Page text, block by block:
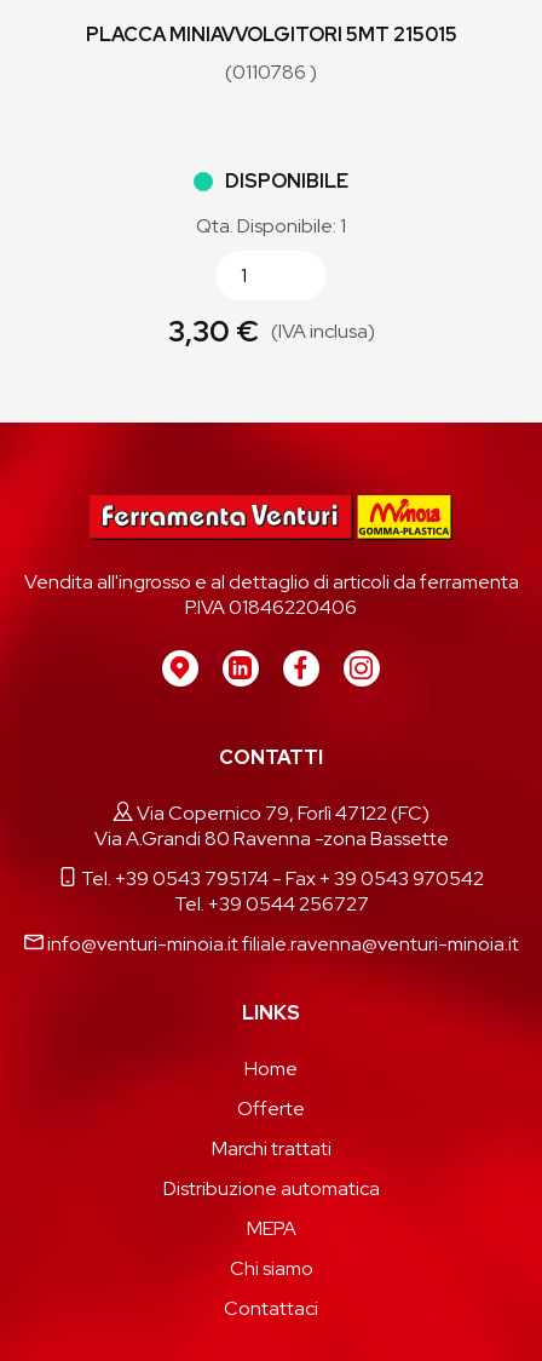
PLACCA MINIAVVOLGITORI 5MT 215015
(0110786 )
DISPONIBILE
Qta. Disponibile: 1
3,30 € (IVA inclusa)
Vendita all'ingrosso e al dettaglio di articoli da ferramenta
P.IVA 01846220406
CONTATTI
Via Copernico 79, Forlì 47122 (FC)
Via A.Grandi 80 Ravenna -zona Bassette
Tel. +39 0543 795174- Fax + 39 0543 970542
Tel. +39 0544 256727
info@venturi-minoia.itfiliale.ravenna@venturi-minoia.it
LINKS
Home
Offerte
Marchi trattati
Distribuzione automatica
MEPA
Chi siamo
Contattaci